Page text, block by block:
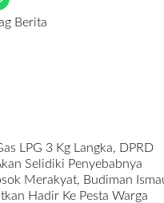
Berita
LPG 3 Kg Langka, DPRD
Selidiki Penyebabnya
Merakyat, Budiman
Hadir Ke Pesta Warga